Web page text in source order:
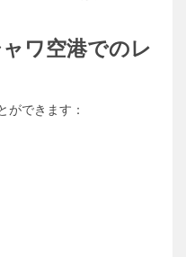
ワ空港でのレ
ができます：